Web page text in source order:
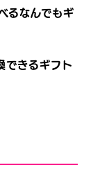
るなんでもギ
できるギフト